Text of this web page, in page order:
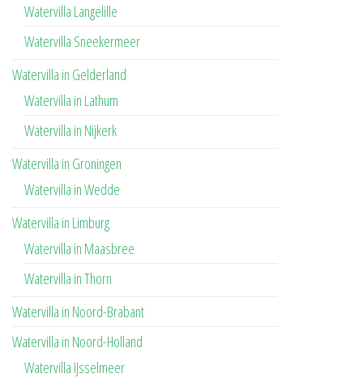
Watervilla Langelille
Watervilla Sneekermeer
Watervilla in Gelderland
Watervilla in Lathum
Watervilla in Nijkerk
Watervilla in Groningen
Watervilla in Wedde
Watervilla in Limburg
Watervilla in Maasbree
Watervilla in Thorn
Watervilla in Noord-Brabant
Watervilla in Noord-Holland
Watervilla IJsselmeer